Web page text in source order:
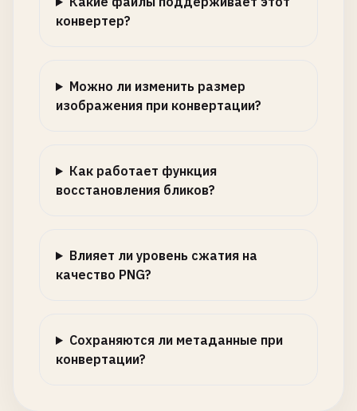
конвертер?
Можно ли изменить размер
изображения при конвертации?
Как работает функция
восстановления бликов?
Влияет ли уровень сжатия на
качество PNG?
Сохраняются ли метаданные при
конвертации?